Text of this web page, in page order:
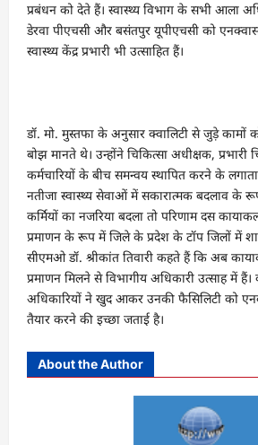
प्रबंधन को देते हैं। स्वास्थ्य विभाग के सभी आला
डेरवा पीएचसी और बसंतपुर यूपीएचसी को
स्वास्थ्य केंद्र प्रभारी भी उत्साहित हैं।
डॉ. मो. मुस्तफा के अनुसार क्वालिटी से जुड़े कामों
बोझ मानते थे। उन्होंने चिकित्सा अधीक्षक, प्रभारी
कर्मचारियों के बीच समन्वय स्थापित करने के
नतीजा स्वास्थ्य सेवाओं में सकारात्मक बदलाव के
कर्मियों का नजरिया बदला तो परिणाम दस
प्रमाणन के रूप में जिले के प्रदेश के टॉप जिलों में
सीएमओ डॉ. श्रीकांत तिवारी कहते हैं कि अब
प्रमाणन मिलने से विभागीय अधिकारी उत्साह में
अधिकारियों ने खुद आकर उनकी फैसिलिटी को
तैयार करने की इच्छा जताई है।
About the Author